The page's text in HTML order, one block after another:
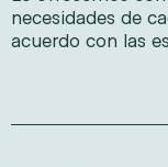
necesidades de
acuerdo con las